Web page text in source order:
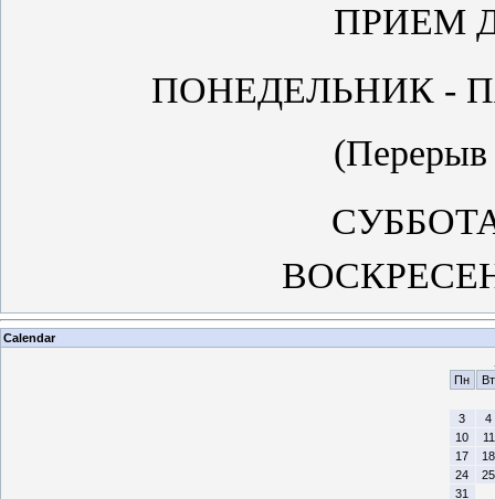
ПРИЕМ
ПОНЕДЕЛЬНИК -
Calendar
Пн
Вт
3
4
10
11
17
18
24
25
31